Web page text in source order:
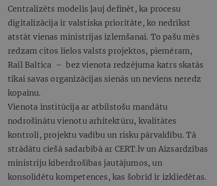
Centralizēts modelis ļauj definēt, ka procesu
digitalizācija ir valstiska prioritāte, ko nedrīkst
atstāt vienas ministrijas izlemšanai. To pašu mēs
redzam citos lielos valsts projektos, piemēram,
Rail Baltica – bez vienota redzējuma katrs skatās
tikai savas organizācijas sienās un neviens neredz
kopainu.
Vienota institūcija ar atbilstošu mandātu
nodrošinātu vienotu arhitektūru, kvalitātes
kontroli, projektu vadību un risku pārvaldību. Tā
strādātu ciešā sadarbībā ar CERT.lv un Aizsardzības
ministriju kiberdrošības jautājumos, un
konsolidētu kompetences, kas šobrīd ir izkliedētas.